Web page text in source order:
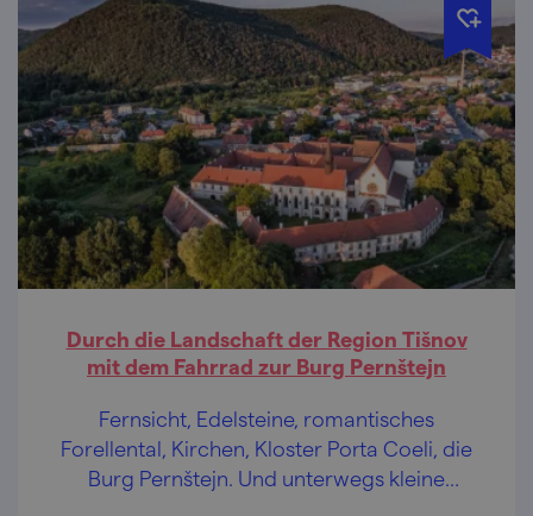
Durch die Landschaft der Region Tišnov
mit dem Fahrrad zur Burg Pernštejn
Fernsicht, Edelsteine, romantisches
Forellental, Kirchen, Kloster Porta Coeli, die
Burg Pernštejn. Und unterwegs kleine